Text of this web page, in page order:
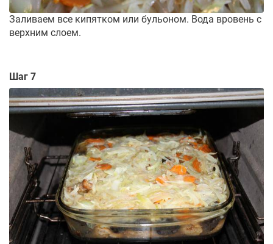
Заливаем все кипятком или бульоном. Вода вровень с
верхним слоем.
Шаг 7